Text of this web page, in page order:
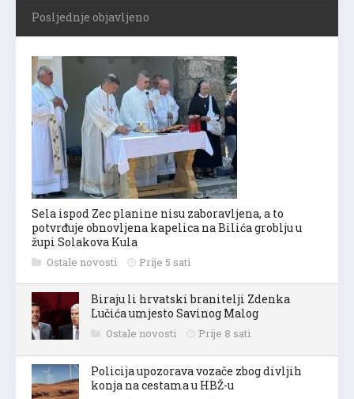
Posljednje objavljeno
Sela ispod Zec planine nisu zaboravljena, a to
potvrđuje obnovljena kapelica na Bilića groblju u
župi Solakova Kula
Ostale novosti Prije 5 sati
Biraju li hrvatski branitelji Zdenka
Lučića umjesto Savinog Malog
Ostale novosti Prije 8 sati
Policija upozorava vozače zbog divljih
konja na cestama u HBŽ-u